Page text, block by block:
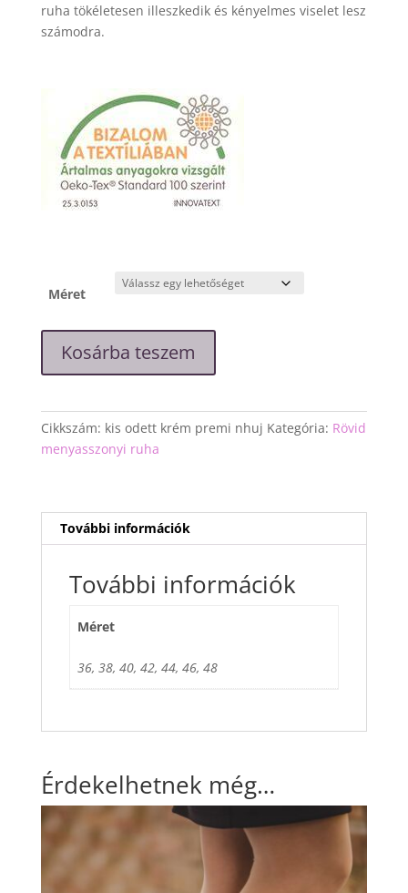
ruha tökéletesen illeszkedik és kényelmes viselet lesz
számodra.
Méret
Odett"
krém
ruha
mennyiség
Kosárba teszem
Cikkszám: kis odett krém premi nhuj Kategória: Rövid
menyasszonyi ruha
További információk
További információk
Méret
36, 38, 40, 42, 44, 46, 48
Érdekelhetnek még…